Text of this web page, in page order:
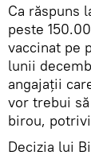
Ca răspuns
peste
vaccinat pe
lunii
angajații
vor trebui
birou,
Decizia lui